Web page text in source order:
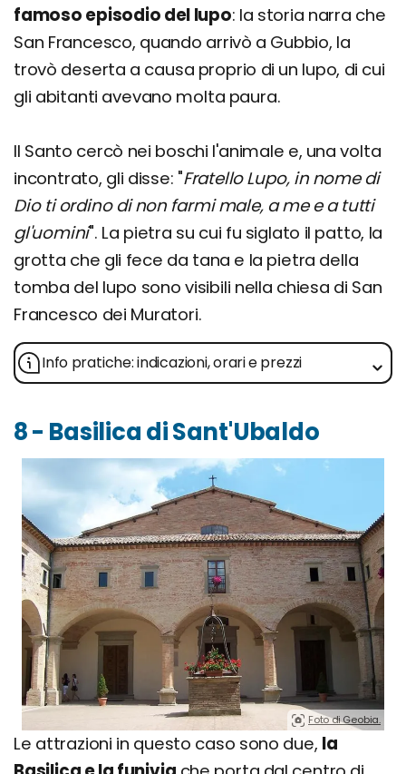
famoso episodio del lupo: la storia narra che
San Francesco, quando arrivò a Gubbio, la
trovò deserta a causa proprio di un lupo, di cui
gli abitanti avevano molta paura.
Il Santo cercò nei boschi l'animale e, una volta
incontrato, gli disse: "Fratello Lupo, in nome di
Dio ti ordino di non farmi male, a me e a tutti
gl'uomini". La pietra su cui fu siglato il patto, la
grotta che gli fece da tana e la pietra della
tomba del lupo sono visibili nella chiesa di San
Francesco dei Muratori.
Info pratiche: indicazioni, orari e prezzi
8 - Basilica di Sant'Ubaldo
Foto di Geobia.
Le attrazioni in questo caso sono due, la